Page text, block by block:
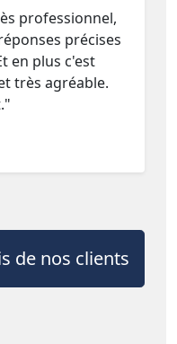
professionnel,
précises
en plus c'est
très agréable.
de nos clients